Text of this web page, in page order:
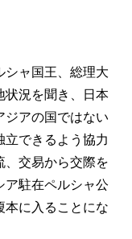
ャ国王、総理大
状況を聞き、日本
ジアの国ではない
立できるよう協力
、交易から交際を
ア駐在ペルシャ公
本に入ることにな